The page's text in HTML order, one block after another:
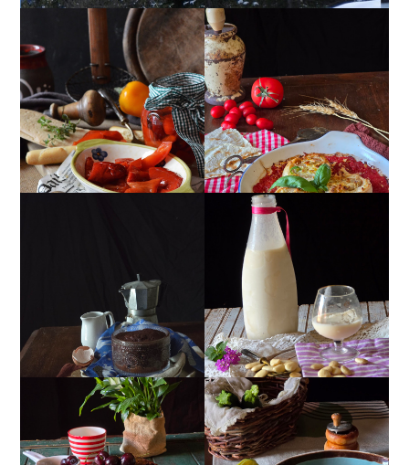
PEPERONI ALLA
PIEMONTESE
GIRANDOLE DI
RICOTTA
MUG CAKE AL
CIOCCOLATO
MANDORLITO
TORTA DOPPIO
CREMA ESTIVA DI